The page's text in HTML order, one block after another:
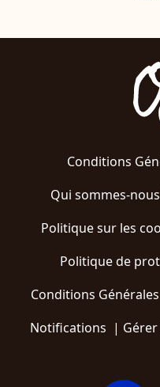
Conditions
Qui sommes-
Politique sur les
Politique de
Conditions
Notifications |